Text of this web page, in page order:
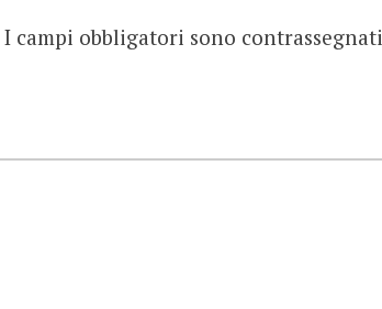
I campi obbligatori sono contrassegnati